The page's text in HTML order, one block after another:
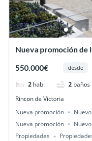
Nueva promoción de
550.000€ desde
2 hab 2 baños
Rincon de Victoria
Nueva promoción
Nueva promoción
Propiedades